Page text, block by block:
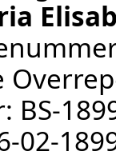
BS-